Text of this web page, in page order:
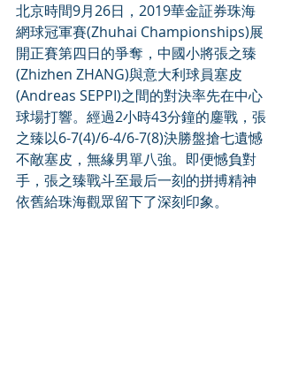
北京時間9月26日，2019華金証券珠海
網球冠軍賽(Zhuhai Championships)展
開正賽第四日的爭奪，中國小將張之臻
(Zhizhen ZHANG)與意大利球員塞皮
(Andreas SEPPI)之間的對決率先在中心
球場打響。經過2小時43分鐘的鏖戰，張
之臻以6-7(4)/6-4/6-7(8)決勝盤搶七遺憾
不敵塞皮，無緣男單八強。即便憾負對
手，張之臻戰斗至最后一刻的拼搏精神
依舊給珠海觀眾留下了深刻印象。